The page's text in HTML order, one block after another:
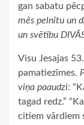
gan sabatu
mēs pelnītu un
un svētību
Visu Jesajas
pamatiezīmes.
viņa paaudzi:
tagad redz.”
citiem vārdiem